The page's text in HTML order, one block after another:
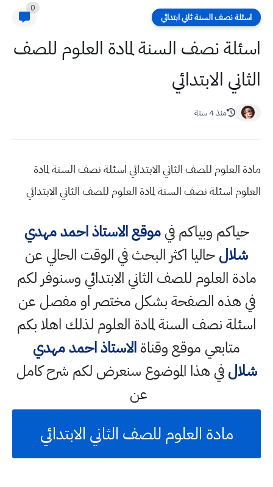
اسئلة نصف السنة ثاني ابتدائي
0
اسئلة نصف السنة لمادة العلوم للصف
الثاني الابتدائي
منذ 4 سنة
مادة العلوم للصف الثاني الابتدائي اسئلة نصف السنة لمادة
العلوم اسئلة نصف السنة لمادة العلوم للصف الثاني الابتدائي
حياكم وبياكم فيموقع الاستاذ احمد مهدي
شلالحاليا اكثر البحث في الوقت الحالي عن
مادة العلوم للصف الثاني الابتدائي وسنوفر لكم
في هذه الصفحة بشكل مختصر او مفصل عن
اسئلة نصف السنة لمادة العلوم لذلك اهلا بكم
متابعي موقع وقناةالاستاذ احمد مهدي
شلالفي هذا الموضوع سنعرض لكم شرح كامل
عن
مادة العلوم للصف الثاني الابتدائي